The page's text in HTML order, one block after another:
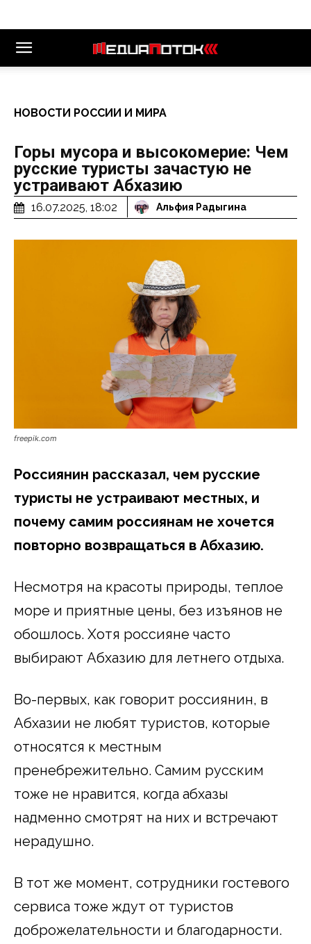
НОВОСТИ РОССИИ И МИРА
Горы мусора и высокомерие: Чем
русские туристы зачастую не
устраивают Абхазию
16.07.2025, 18:02 Альфия Радыгина
freepik.com
Россиянин рассказал, чем русские
туристы не устраивают местных, и
почему самим россиянам не хочется
повторно возвращаться в Абхазию.
Несмотря на красоты природы, теплое
море и приятные цены, без изъянов не
обошлось. Хотя россияне часто
выбирают Абхазию для летнего отдыха.
Во-первых, как говорит россиянин, в
Абхазии не любят туристов, которые
относятся к местным
пренебрежительно. Самим русским
тоже не нравится, когда абхазы
надменно смотрят на них и встречают
нерадушно.
В тот же момент, сотрудники гостевого
сервиса тоже ждут от туристов
доброжелательности и благодарности.